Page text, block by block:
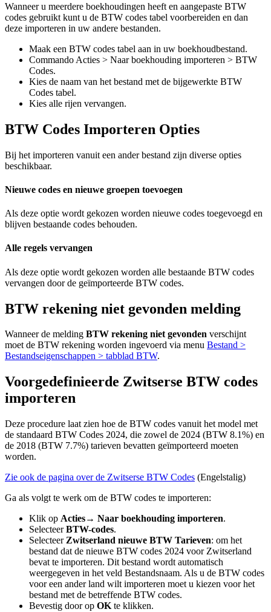
Wanneer u meerdere boekhoudingen heeft en aangepaste BTW
codes gebruikt kunt u de BTW codes tabel voorbereiden en dan
deze importeren in uw andere bestanden.
Maak een BTW codes tabel aan in uw boekhoudbestand.
Commando Acties > Naar boekhouding importeren > BTW
Codes.
Kies de naam van het bestand met de bijgewerkte BTW
Codes tabel.
Kies alle rijen vervangen.
BTW Codes Importeren Opties
Bij het importeren vanuit een ander bestand zijn diverse opties
beschikbaar.
Nieuwe codes en nieuwe groepen toevoegen
Als deze optie wordt gekozen worden nieuwe codes toegevoegd en
blijven bestaande codes behouden.
Alle regels vervangen
Als deze optie wordt gekozen worden alle bestaande BTW codes
vervangen door de geïmporteerde BTW codes.
BTW rekening niet gevonden melding
Wanneer de melding BTW rekening niet gevonden verschijnt
moet de BTW rekening worden ingevoerd via menu Bestand >
Bestandseigenschappen > tabblad BTW.
Voorgedefinieerde Zwitserse BTW codes
importeren
Deze procedure laat zien hoe de BTW codes vanuit het model met
de standaard BTW Codes 2024, die zowel de 2024 (BTW 8.1%) en
de 2018 (BTW 7.7%) tarieven bevatten geïmporteerd moeten
worden.
Zie ook de pagina over de Zwitserse BTW Codes (Engelstalig)
Ga als volgt te werk om de BTW codes te importeren:
Klik op Acties→ Naar boekhouding importeren.
SelecteerBTW-codes.
Selecteer Zwitserland nieuwe BTW Tarieven: om het
bestand dat de nieuwe BTW codes 2024 voor Zwitserland
bevat te importeren. Dit bestand wordt automatisch
weergegeven in het veld Bestandsnaam. Als u de BTW codes
voor een ander land wilt importeren moet u kiezen voor het
bestand met de betreffende BTW codes.
Bevestig door op OK te klikken.